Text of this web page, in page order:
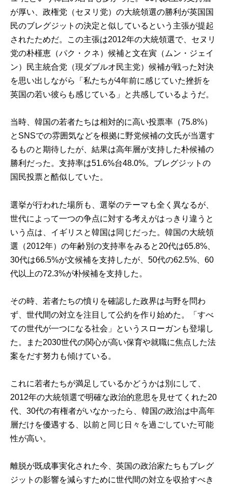
が厚い、政権党（セヌリ党）の大統領選の勝利が英国国
民のブレグジットの決定と似しているという主張が提起
されたためだ。この主張は2012年の大統領選で、セヌリ
党の朴槿恵（パク・クネ）候補と文在寅（ムン・ジェイ
ン）民主統合党（現ダブルオ民主党）候補が戦った対決
を思い出しながら「私たちが4年前に感じていた挫折を
英国の若い彼らも感じている」と共感しているようだ。
当時、韓国の若者たちは相対的に高い投票率（75.8%）
とSNSでの雰囲気などを根拠に野党候補の文氏が当選す
るものと期待したが、結果は高年層が支持した朴候補の
勝利だった。支持率は51.6%台48.0%。ブレグジットの
国民投票と酷似していた。
選挙が行われた場所も、選挙のテーマも全く異なるが、
世代によって一つの争点に対する考えがはっきり違うと
いう点は、イギリスと韓国は同じだった。韓国の大統領
選（2012年）の年齢別の支持率をみると20代は65.8%、
30代は66.5%が文候補を支持したが、50代の62.5%、60
代以上の72.3%が朴候補を支持した。
その時、若者たちの憤りを確認した政界は与野を問わ
ず、世代間の対立を注目して公約を作り始めた。「すべ
ての世代が一つになる社会」というスローガンも登場し
た。また2030世代の関心が高い保育や就職に焦点した法
案をだす努力も傾けている。
これに若者たちが満足しているかどうかは別にして、
2012年の大統領選で明確な政治的意思を見せてくれた20
代、30代の有権者がいなかったら、韓国の政治は中高年
層だけを優遇する、以前と同じ日々を過ごしていた可能
性が高い。
離脱が既成事実化された今、英国の政治家たちもブレグ
ジットの影響を減らすために世代間の対立を収拾すべき